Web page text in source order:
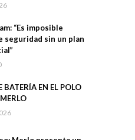
“Es imposible
seguridad sin un plan
BATERÍA EN EL POLO